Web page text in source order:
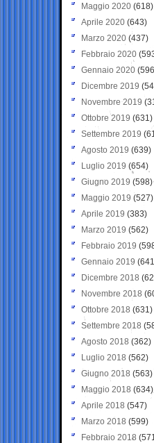
Maggio 2020 (618)
Aprile 2020 (643)
Marzo 2020 (437)
Febbraio 2020
Gennaio 2020
Dicembre 2019
Novembre 2019
Ottobre 2019 (631)
Settembre 2019
Agosto 2019 (639)
Luglio 2019 (654)
Giugno 2019 (598)
Maggio 2019 (527)
Aprile 2019 (383)
Marzo 2019 (562)
Febbraio 2019
Gennaio 2019
Dicembre 2018
Novembre 2018
Ottobre 2018 (631)
Settembre 2018
Agosto 2018 (362)
Luglio 2018 (562)
Giugno 2018 (563)
Maggio 2018 (634)
Aprile 2018 (547)
Marzo 2018 (599)
Febbraio 2018